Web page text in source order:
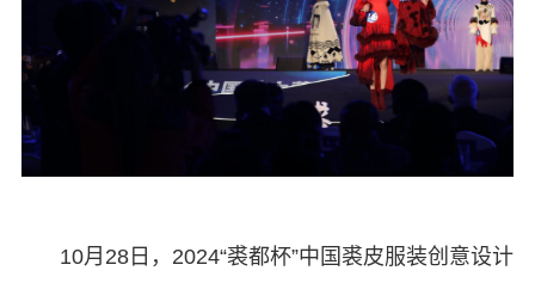
10月28日，2024“裘都杯”中国裘皮服装创意设计